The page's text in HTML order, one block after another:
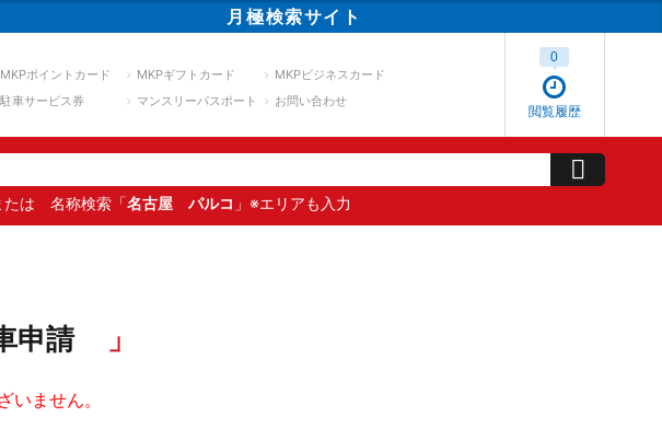
月極検索サイト
MKPポイントカード MKPギフトカード
MKPビジネスカード
駐車サービス券
マンスリーパスポート お問い合わせ
閲覧履歴
0
は 名称検索「名古屋 パルコ 」※エリアも入力
申請
いません。